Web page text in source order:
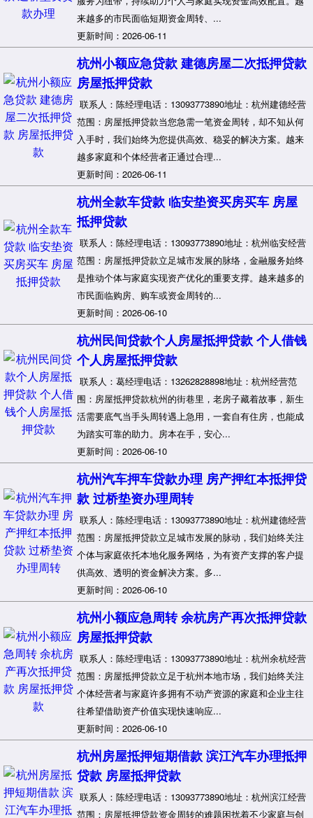
来越多的市民面临短期资金周转、...
更新时间：2026-06-11
杭州小额应急贷款 建德房屋二次抵押贷款
房屋抵押贷款
联系人：陈经理电话：13093773890地址：杭州建德经营
范围：房屋抵押贷款当您急需一笔资金周转，却不知从何
入手时，我们始终为您提供高效、稳妥的解决方案。越来
越多家庭和个体经营者正通过合理...
更新时间：2026-06-11
杭州全款车贷款 临安垫资买房买车 房屋
抵押贷款
联系人：陈经理电话：13093773890地址：杭州临安经营
范围：房屋抵押贷款立足城市发展的脉络，金融服务始终
是推动个体与家庭实现资产优化的重要支撑。越来越多的
市民面临购房、购车或资金周转的...
更新时间：2026-06-10
杭州民间贷款个人房屋抵押贷款 个人借钱
个人房屋抵押贷款
联系人：葛经理电话：13262828898地址：杭州经营范
围：房屋抵押贷款杭州的街巷里，老房子藏着故事，新生
活需要底气当手头周转遇上急用，一套自有住房，也能成
为踏实可靠的助力。房本在手，安心...
更新时间：2026-06-10
杭州汽车押车贷款办理 房产押红本抵押贷
款 过桥垫资办理周转
联系人：陈经理电话：13093773890地址：杭州建德经营
范围：房屋抵押贷款立足城市发展的脉动，我们始终关注
个体与家庭依托本地化服务网络，为有资产支撑的客户提
供高效、透明的资金解决方案。多...
更新时间：2026-06-10
杭州小额应急周转 余杭房产再次抵押贷款
房屋抵押贷款
联系人：陈经理电话：13093773890地址：杭州余杭经营
范围：房屋抵押贷款立足于杭州本地市场，我们始终关注
个体经营者与家庭许多拥有不动产资源的家庭和企业主往
往希望借助资产价值实现快速响应...
更新时间：2026-06-10
杭州房屋抵押短期借款 滨江汽车办理抵押
贷款 房屋抵押贷款
联系人：陈经理电话：13093773890地址：杭州滨江经营
范围：房屋抵押贷款资金周转的难题困扰着不少家庭与创